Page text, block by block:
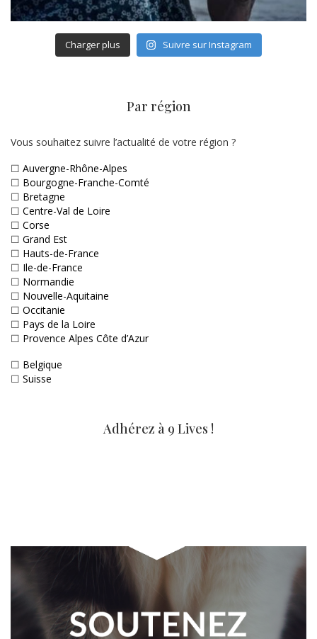
Charger plus Suivre sur Instagram
Par région
Vous souhaitez suivre l’actualité de votre région ?
☐ Auvergne-Rhône-Alpes
☐ Bourgogne-Franche-Comté
☐ Bretagne
☐ Centre-Val de Loire
☐ Corse
☐ Grand Est
☐ Hauts-de-France
☐ Ile-de-France
☐ Normandie
☐ Nouvelle-Aquitaine
☐ Occitanie
☐ Pays de la Loire
☐ Provence Alpes Côte d’Azur
☐ Belgique
☐ Suisse
Adhérez à 9 Lives !